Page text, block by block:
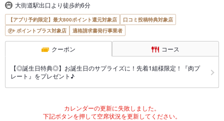
大街道駅出口より徒歩約6分
【アプリ予約限定】最大800ポイント還元対象店
口コミ投稿特典対象店
ポイントプラス対象店
適格請求書発行事業者
クーポン コース
【◎誕生日特典◎】お誕生日のサプライズに！先着1組様限定！『肉プ
レート』をプレゼント♪
カレンダーの更新に失敗しました。
下記ボタンを押して空席状況を更新してください。